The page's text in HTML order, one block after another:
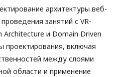
архитектуры веб-
занятий с VR-
и Domain Driven
проектирования, включая
между слоями
области и применение